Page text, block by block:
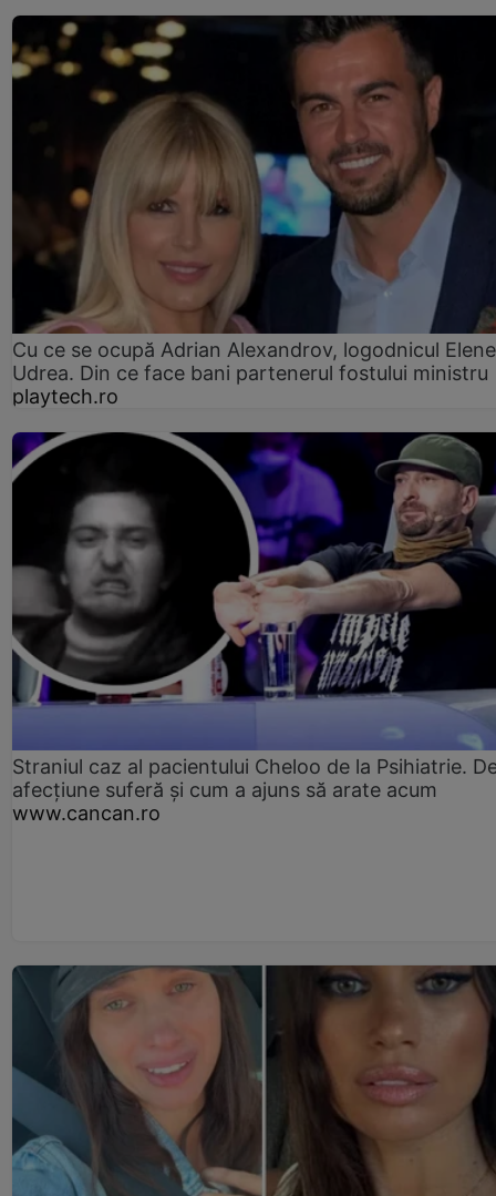
Cu ce se ocupă Adrian Alexandrov, logodnicul
Udrea. Din ce face bani partenerul fostului ministru
playtech.ro
Straniul caz al pacientului Cheloo de la Psihiatrie.
afecțiune suferă și cum a ajuns să arate acum
www.cancan.ro